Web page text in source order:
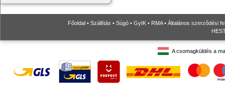
Főoldal • Szállítás • Súgó • GyIK • RMA• Általános szerződési
A csomagküldés a